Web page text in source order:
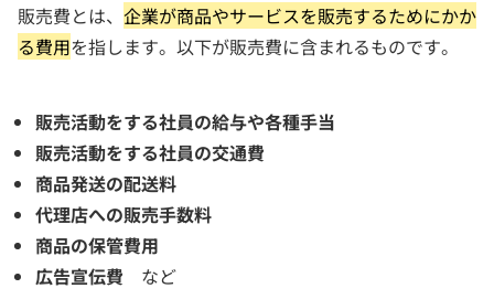
販売費とは、 企業が商品やサービスを販売するためにかか
る費用を指します。以下が販売費に含まれるものです。
販売活動をする社員の給与や各種手当
販売活動をする社員の交通費
商品発送の配送料
代理店への販売手数料
商品の保管費用
広告宣伝費 など